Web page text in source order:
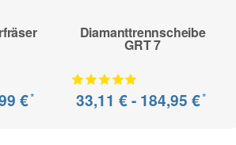
€*
Diamanttrennscheibe
GRT 7
33,11 € - 184,95 €*